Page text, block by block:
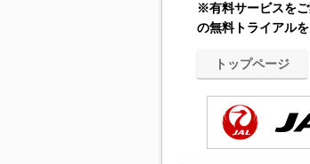
※有料サービスを
の無料トライアル
トップページ